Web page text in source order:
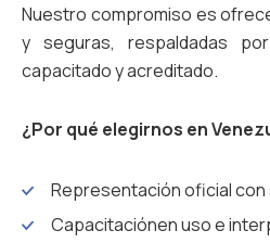
Nuestro compromiso es
y seguras, respaldadas
capacitado y acreditado.
¿Por qué elegirnos en
Representación oficial
Capacitaciónen uso e